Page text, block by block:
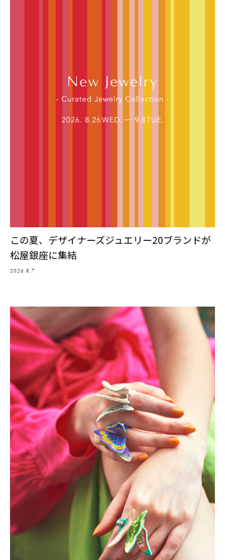
この夏、デザイナーズジュエリー20ブランドが
松屋銀座に集結
2026.8.7